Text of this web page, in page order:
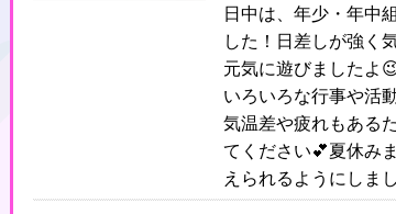
日中は、年少・年中
した！日差しが強く
元気に遊びましたよ
いろいろな行事や活
気温差や疲れもある
てください💕夏休み
えられるようにしま